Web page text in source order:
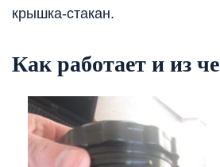
крышка-стакан.
Как работает и из